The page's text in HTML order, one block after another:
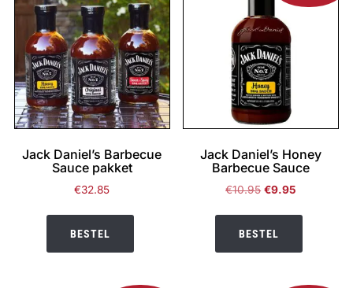
Jack Daniel’s Barbecue
Sauce pakket
€32.85
BESTEL
Jack Daniel’s Honey
Barbecue Sauce
€10.95 Oorspronkelijke
€10.95.
€9.95
BESTEL